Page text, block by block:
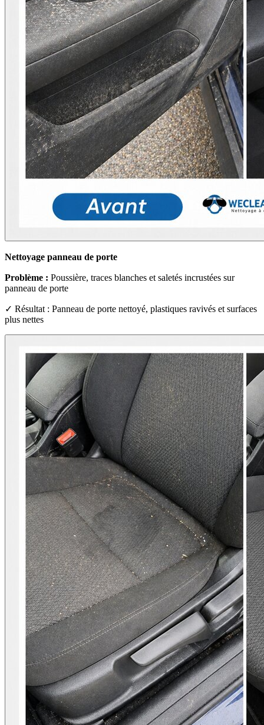
Nettoyage panneau de porte
Problème : Poussière, traces blanches et saletés incrustées sur
panneau de porte
✓ Résultat : Panneau de porte nettoyé, plastiques ravivés et surfaces
plus nettes